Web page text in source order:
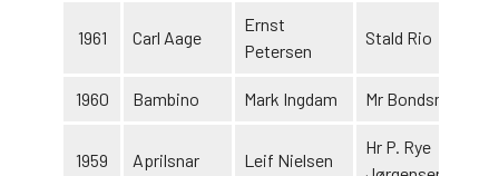
1961 Carl Aage
Ernst
Petersen
Stald Rio
1960 Bambino Mark Ingdam Mr Bondsman
1959 Aprilsnar Leif Nielsen
Hr P. Rye